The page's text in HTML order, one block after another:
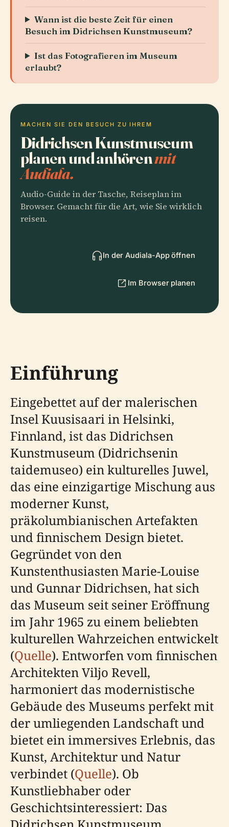
Wann ist die beste Zeit für einen
Besuch im Didrichsen Kunstmuseum?
Ist das Fotografieren im Museum
erlaubt?
MACHEN SIE DEN BESUCH ZU IHREM
Didrichsen Kunstmuseum
planen und anhörenmit
Audiala.
Audio-Guide in der Tasche, Reiseplan im
Browser. Gemacht für die Art, wie Sie wirklich
reisen.
In der Audiala-App öffnen
Im Browser planen
Einführung
Eingebettet auf der malerischen
Insel Kuusisaari in Helsinki,
Finnland, ist das Didrichsen
Kunstmuseum (Didrichsenin
taidemuseo) ein kulturelles Juwel,
das eine einzigartige Mischung aus
moderner Kunst,
präkolumbianischen Artefakten
und finnischem Design bietet.
Gegründet von den
Kunstenthusiasten Marie-Louise
und Gunnar Didrichsen, hat sich
das Museum seit seiner Eröffnung
im Jahr 1965 zu einem beliebten
kulturellen Wahrzeichen entwickelt
(Quelle). Entworfen vom finnischen
Architekten Viljo Revell,
harmoniert das modernistische
Gebäude des Museums perfekt mit
der umliegenden Landschaft und
bietet ein immersives Erlebnis, das
Kunst, Architektur und Natur
verbindet (Quelle). Ob
Kunstliebhaber oder
Geschichtsinteressiert: Das